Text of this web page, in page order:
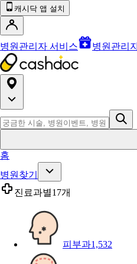
캐시닥 앱 설치
병원관리자 서비스 병원관리
홈
병원찾기
진료과별17개
피부과1,532